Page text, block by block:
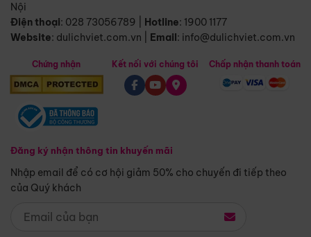
Nội
Điện thoại: 028 73056789 Hotline: 1900 1177
Website: dulichviet.com.vn Email: info@dulichviet.com.vn
Chứng nhận
Đăng ký nhận thông tin khuyến mãi
Nhập email để có cơ hội giảm 50% cho chuyến đi tiếp theo
của Quý khách
Kết nối với chúng tôi Chấp nhận thanh toán